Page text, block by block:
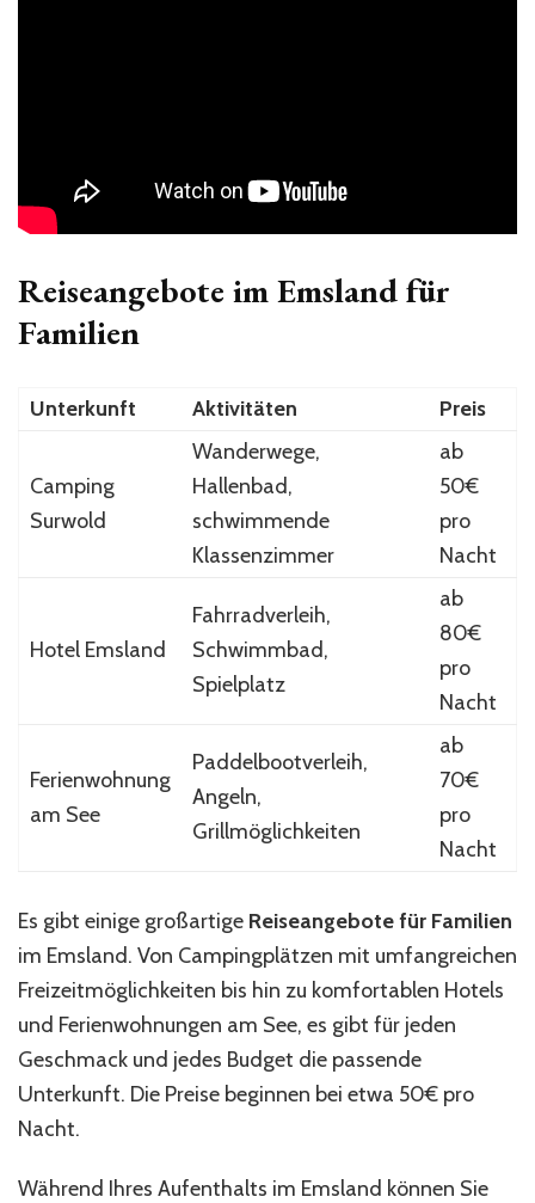
Reiseangebote im Emsland für
Familien
Unterkunft Aktivitäten Preis
Camping
Surwold
Wanderwege,
Hallenbad,
schwimmende
Klassenzimmer
ab
50€
pro
Nacht
Hotel Emsland
Fahrradverleih,
Schwimmbad,
Spielplatz
ab
80€
pro
Nacht
Ferienwohnung
am See
Paddelbootverleih,
Angeln,
Grillmöglichkeiten
ab
70€
pro
Nacht
Es gibt einige großartige Reiseangebote für Familien
im Emsland. Von Campingplätzen mit umfangreichen
Freizeitmöglichkeiten bis hin zu komfortablen Hotels
und Ferienwohnungen am See, es gibt für jeden
Geschmack und jedes Budget die passende
Unterkunft. Die Preise beginnen bei etwa 50€ pro
Nacht.
Während Ihres Aufenthalts im Emsland können Sie